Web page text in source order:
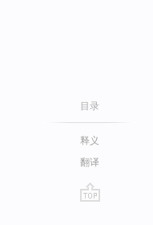
目录
释义
翻译